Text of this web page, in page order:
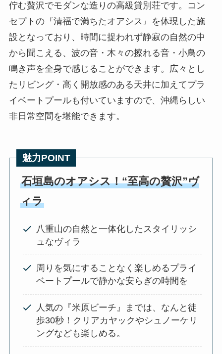
佇む贅沢でモダンな造りの高級貸別荘です。コン
セプトの『清福で満ちたオアシス』を体現した施
設となっており、時間に捉われず静寂の自然の中
から聞こえる、波の音・木々の擦れる音・小鳥の
鳴き声を全身で感じることができます。広々とし
たリビング・高く開放感のある天井に加えてプラ
イベートプールも付いていますので、沖縄らしい
非日常空間を堪能できます。
魅力POINT
石垣島のオアシス！“至高の贅沢”ヴ
ィラ
八重山の自然と一体化したスタイリッシ
ュなヴィラ
周りを気にすることなく楽しめるプライ
ベートプールで静かな安らぎの時間を
人気の『米原ビーチ』までは、なんと徒
歩30秒！クリアカヤックやシュノーケリ
ングなども楽しめる。